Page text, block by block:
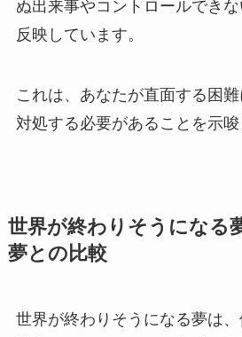
ぬ出来事やコントロールでき
反映しています。
これは、あなたが直面する困
対処する必要があることを示唆
世界が終わりそうになる
夢との比較
世界が終わりそうになる夢は